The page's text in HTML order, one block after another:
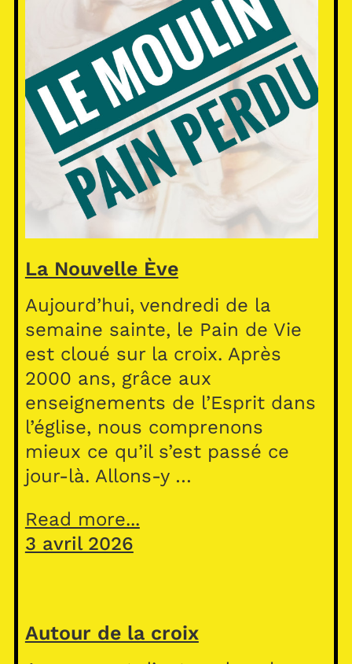
La Nouvelle Ève
Aujourd’hui, vendredi de la
semaine sainte, le Pain de Vie
est cloué sur la croix. Après
2000 ans, grâce aux
enseignements de l’Esprit dans
l’église, nous comprenons
mieux ce qu’il s’est passé ce
jour-là. Allons-y …
Read more...
3 avril 2026
Autour de la croix